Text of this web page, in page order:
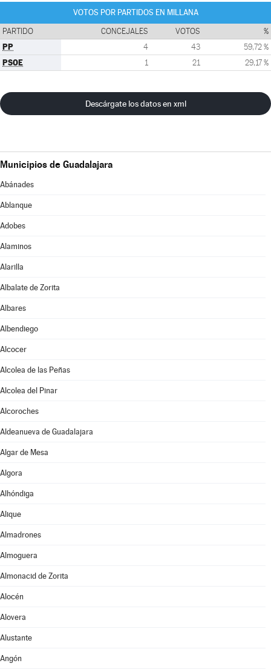
VOTOS POR PARTIDOS EN MILLANA
PARTIDO CONCEJALES VOTOS %
PP 4 43 59,72 %
PSOE 1 21 29,17 %
Descárgate los datos en xml
Municipios de Guadalajara
Abánades
Ablanque
Adobes
Alaminos
Alarilla
Albalate de Zorita
Albares
Albendiego
Alcocer
Alcolea de las Peñas
Alcolea del Pinar
Alcoroches
Aldeanueva de Guadalajara
Algar de Mesa
Algora
Alhóndiga
Alique
Almadrones
Almoguera
Almonacid de Zorita
Alocén
Alovera
Alustante
Angón